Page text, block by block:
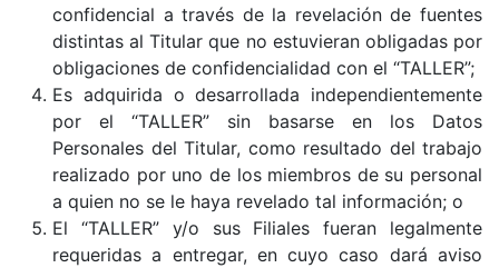
confidencial a través de la revelación de fuentes
distintas al Titular que no estuvieran obligadas por
obligaciones de confidencialidad con el “TALLER”;
Es adquirida o desarrollada independientemente
por el “TALLER” sin basarse en los Datos
Personales del Titular, como resultado del trabajo
realizado por uno de los miembros de su personal
a quien no se le haya revelado tal información; o
El “TALLER” y/o sus Filiales fueran legalmente
requeridas a entregar, en cuyo caso dará aviso